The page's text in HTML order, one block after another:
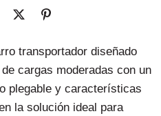
transportador diseñado
cargas moderadas con un
plegable y características
la solución ideal para